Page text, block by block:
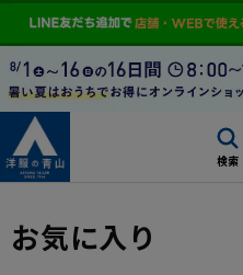
検索
お気に入り